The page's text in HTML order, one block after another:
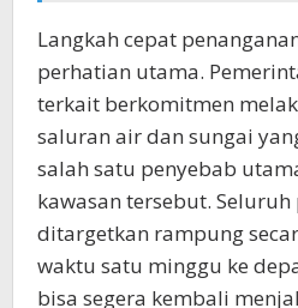
Langkah cepat
perhatian utama.
terkait berkomitmen
saluran air dan sungai
salah satu penyebab
kawasan tersebut.
ditargetkan rampung
waktu satu minggu ke
bisa segera kembali